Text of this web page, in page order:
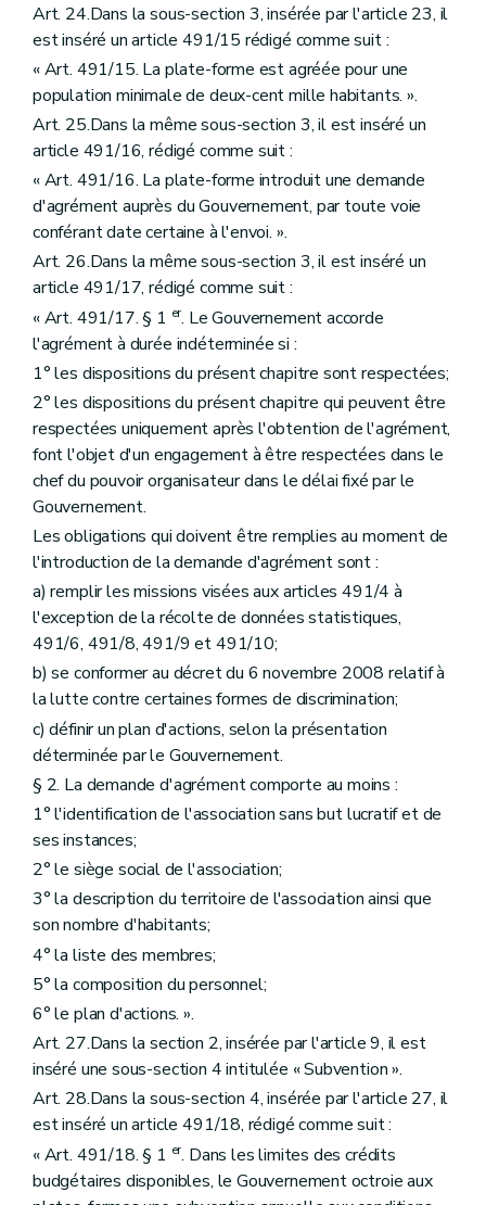
Art. 24.Dans la sous-section 3, insérée par l'article 23, il
est inséré un article 491/15 rédigé comme suit :
« Art. 491/15. La plate-forme est agréée pour une
population minimale de deux-cent mille habitants. ».
Art. 25.Dans la même sous-section 3, il est inséré un
article 491/16, rédigé comme suit :
« Art. 491/16. La plate-forme introduit une demande
d'agrément auprès du Gouvernement, par toute voie
conférant date certaine à l'envoi. ».
Art. 26.Dans la même sous-section 3, il est inséré un
article 491/17, rédigé comme suit :
« Art. 491/17. § 1 er. Le Gouvernement accorde
l'agrément à durée indéterminée si :
1° les dispositions du présent chapitre sont respectées;
2° les dispositions du présent chapitre qui peuvent être
respectées uniquement après l'obtention de l'agrément,
font l'objet d'un engagement à être respectées dans le
chef du pouvoir organisateur dans le délai fixé par le
Gouvernement.
Les obligations qui doivent être remplies au moment de
l'introduction de la demande d'agrément sont :
a) remplir les missions visées aux articles 491/4 à
l'exception de la récolte de données statistiques,
491/6, 491/8, 491/9 et 491/10;
b) se conformer au décret du 6 novembre 2008 relatif à
la lutte contre certaines formes de discrimination;
c) définir un plan d'actions, selon la présentation
déterminée par le Gouvernement.
§ 2. La demande d'agrément comporte au moins :
1° l'identification de l'association sans but lucratif et de
ses instances;
2° le siège social de l'association;
3° la description du territoire de l'association ainsi que
son nombre d'habitants;
4° la liste des membres;
5° la composition du personnel;
6° le plan d'actions. ».
Art. 27.Dans la section 2, insérée par l'article 9, il est
inséré une sous-section 4 intitulée « Subvention ».
Art. 28.Dans la sous-section 4, insérée par l'article 27, il
est inséré un article 491/18, rédigé comme suit :
« Art. 491/18. § 1 er. Dans les limites des crédits
budgétaires disponibles, le Gouvernement octroie aux